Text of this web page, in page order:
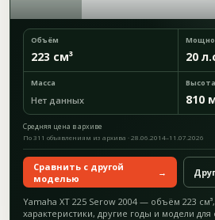
Объём
223 см³ 20
Масса
Нет данных 810
Средняя цена в архиве
По 311 объявлениям из архива · 28.06.2014–11.07.2026
Сравнить с другой
моделью
→
Yamaha XT 225 Serow 2004 — объём 223
характеристики, другие годы и модели для